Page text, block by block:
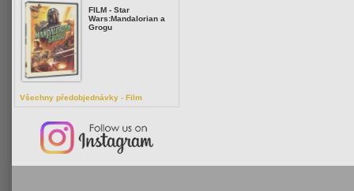
FILM - Star
Wars:Mandalorian a
Grogu
Všechny předobjednávky - Film